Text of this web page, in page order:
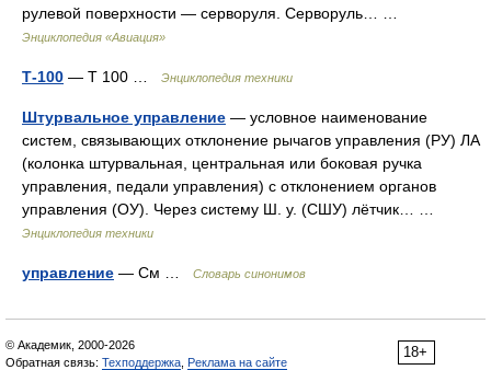
рулевой поверхности — серворуля. Серворуль… …
Энциклопедия «Авиация»
Т-100 — Т 100 … Энциклопедия техники
Штурвальное управление — условное наименование
систем, связывающих отклонение рычагов управления (РУ) ЛА
(колонка штурвальная, центральная или боковая ручка
управления, педали управления) с отклонением органов
управления (ОУ). Через систему Ш. у. (СШУ) лётчик… …
Энциклопедия техники
управление — См … Словарь синонимов
18+
© Академик, 2000-2026
Обратная связь: Техподдержка Реклама на сайте